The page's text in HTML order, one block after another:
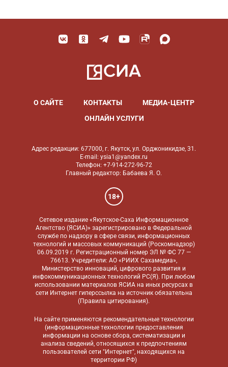
О САЙТЕ КОНТАКТЫ
МЕДИА-ЦЕНТР
ОНЛАЙН УСЛУГИ
Адрес редакции: 677000, г. Якутск, ул. Орджоникидзе, 31.
E-mail: ysia1@yandex.ru
Телефон: +7-914-272-96-72
Главный редактор: Бабаева Я. О.
18+
Сетевое издание «Якутское-Саха Информационное
Агентство (ЯСИА)» зарегистрировано в Федеральной
службе по надзору в сфере связи, информационных
технологий и массовых коммуникаций (Роскомнадзор)
06.09.2019 г. Регистрационный номер ЭЛ № ФС 77 —
76613. Учредители: АО «РИИХ Сахамедиа»,
Министерство инноваций, цифрового развития и
инфокоммуникационных технологий РС(Я). При любом
использовании материалов ЯСИА на иных ресурсах в
сети Интернет гиперссылка на источник обязательна
(Правила цитирования).
На сайте применяются рекомендательные технологии
(информационные технологии предоставления
информации на основе сбора, систематизации и
анализа сведений, относящихся к предпочтениям
пользователей сети "Интернет", находящихся на
территории РФ)